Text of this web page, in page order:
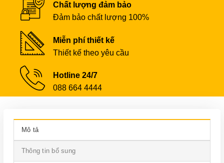
Chất lượng đảm bảo
Đảm bảo chất lượng 100%
Miễn phí thiết kế
Thiết kế theo yêu cầu
Hotline 24/7
088 664 4444
Mô tả
Thông tin bổ sung